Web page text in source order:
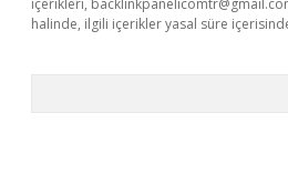
içerikleri,
halinde, ilgili içerikler yasal süre